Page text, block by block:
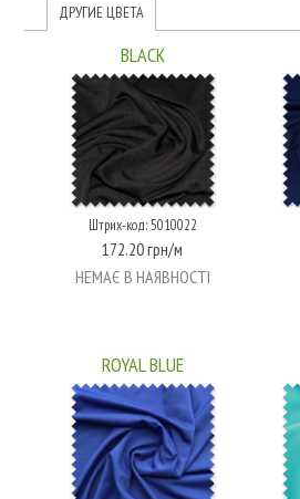
ДРУГИЕ ЦВЕТА
BLACK
Штрих-код: 5010022
172.20 грн/м
НЕМАЄ В НАЯВНОСТІ
ROYAL BLUE